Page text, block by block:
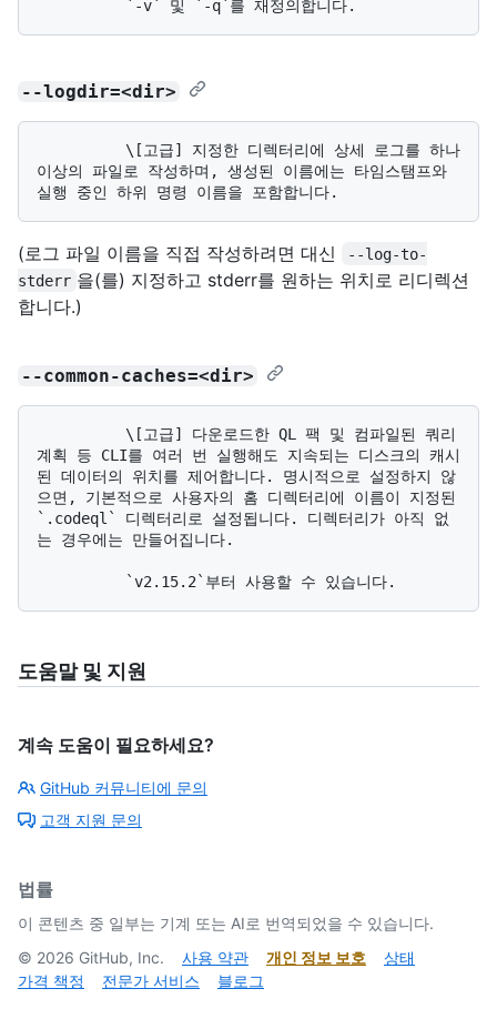
--logdir=<dir>
이상의 파일로 작성하며, 생성된 이름에는 타임스탬프와
(로그 파일 이름을 직접 작성하려면 대신
--log-to-
stderr 을(를) 지정하고 stderr를 원하는 위치로 리디렉션
합니다.)
--common-caches=<dir>
계획 등 CLI를 여러 번 실행해도 지속되는 디스크의 캐시
된 데이터의 위치를 제어합니다. 명시적으로 설정하지 않
으면, 기본적으로 사용자의 홈 디렉터리에 이름이 지정된
`.codeql` 디렉터리로 설정됩니다. 디렉터리가 아직 없
는 경우에는 만들어집니다.
도움말 및 지원
계속 도움이 필요하세요?
GitHub 커뮤니티에 문의
고객 지원 문의
법률
이 콘텐츠 중 일부는 기계 또는 AI로 번역되었을 수 있습니다.
© 2026 GitHub, Inc. 사용 약관 개인 정보 보호
상태
가격 책정
전문가 서비스 블로그